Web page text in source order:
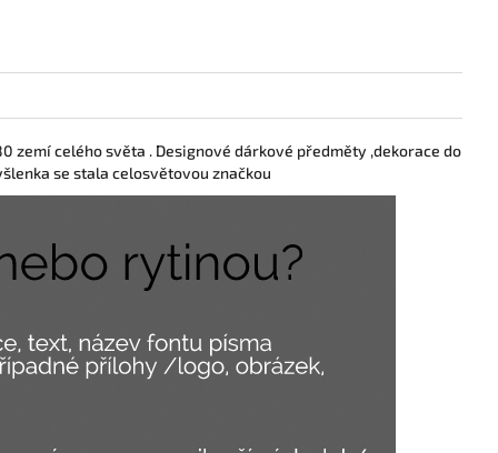
zemí celého světa . Designové dárkové předměty ,dekorace do
se stala celosvětovou značkou